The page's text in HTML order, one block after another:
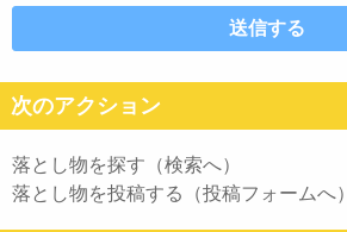
次のアクション
落とし物を探す（検索へ）
落とし物を投稿する（投稿フォームへ）